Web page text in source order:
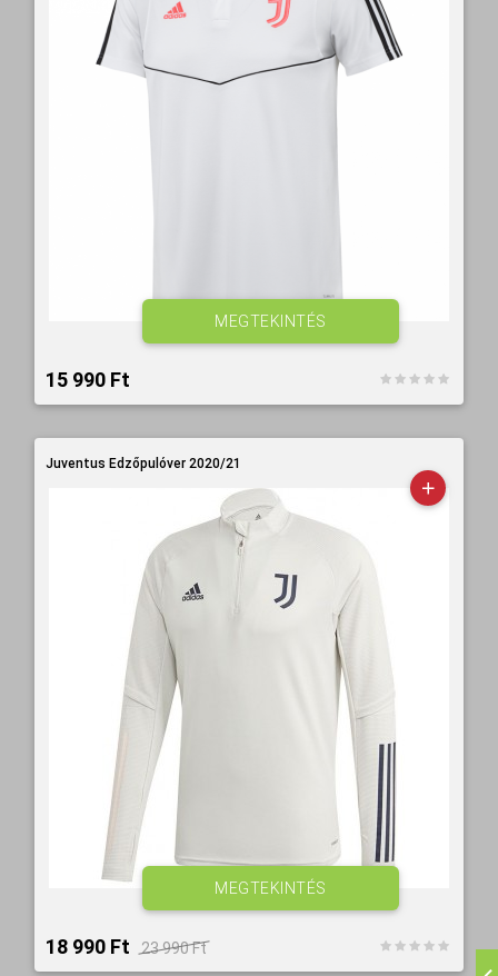
15 990 Ft‎
MEGTEKINTÉS
Juventus Edzőpulóver 2020/21
18 990 Ft‎ 23 990 Ft‎
MEGTEKINTÉS